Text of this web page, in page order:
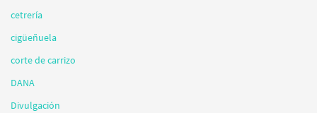
cetrería
cigüeñuela
corte de carrizo
DANA
Divulgación